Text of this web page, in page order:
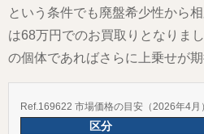
という条件でも廃盤希少性から
は68万円でのお買取りとなりま
の個体であればさらに上乗せが期
Ref.169622 市場価格の目安（2026年4月）
区分